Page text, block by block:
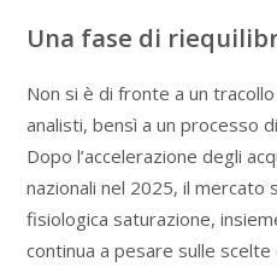
Una fase di
Non si è di fronte a un
analisti, bensì a un processo
Dopo l’accelerazione degli
nazionali nel 2025, il mercato
fisiologica saturazione,
continua a pesare sulle